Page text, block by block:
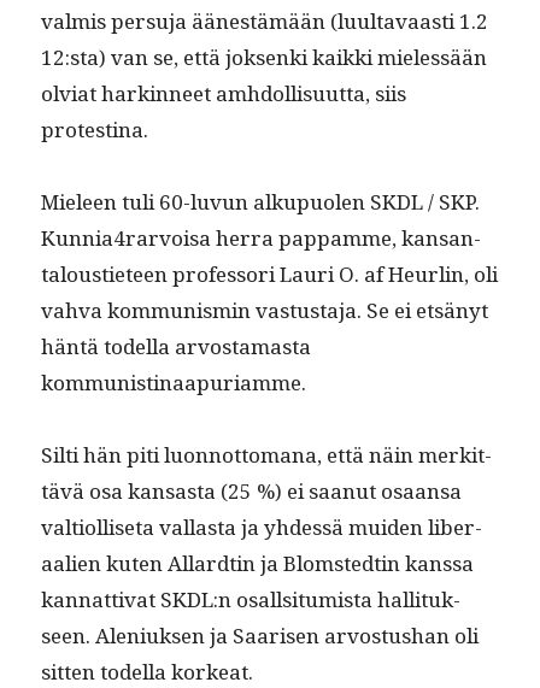
valmis per­su­ja äänestämään (luul­tavaasti 1.2
12:sta) van se, että jok­sen­ki kaik­ki mielessään
olvi­at harkin­neet amh­dol­lisu­ut­ta, siis
protestina.
Mieleen tuli 60-luvun alkupuolen SKDL / SKP.
Kunnia4rarvoisa her­ra pap­pamme, kansan­
talousti­eteen pro­fes­sori Lau­ri O. af Heurlin, oli
vah­va kom­mu­nis­min vas­tus­ta­ja. Se ei etsänyt
hän­tä todel­la arvosta­mas­ta
kommunistinaapuriamme.
Silti hän piti luon­not­tomana, että näin merkit­
tävä osa kansas­ta (25 %) ei saanut osaansa
val­ti­ol­lise­ta val­las­ta ja yhdessä muiden lib­er­
aalien kuten Allardtin ja Blom­st­edtin kanssa
kan­nat­ti­vat SKDL:n osall­si­tu­mista hal­li­tuk­
seen. Ale­niuk­sen ja Saarisen arvos­tushan oli
sit­ten todel­la korkeat.